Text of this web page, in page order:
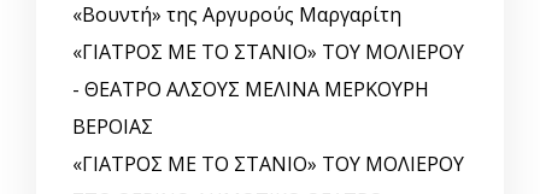
«Βουντή» της Αργυρούς Μαργαρίτη
«ΓΙΑΤΡΟΣ ΜΕ ΤΟ ΣΤΑΝΙΟ» ΤΟΥ ΜΟΛΙΕΡΟΥ
- ΘΕΑΤΡΟ ΑΛΣΟΥΣ ΜΕΛΙΝΑ ΜΕΡΚΟΥΡΗ
ΒΕΡΟΙΑΣ
«ΓΙΑΤΡΟΣ ΜΕ ΤΟ ΣΤΑΝΙΟ» ΤΟΥ ΜΟΛΙΕΡΟΥ